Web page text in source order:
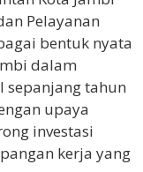
Pelayanan
bentuk nyata
dalam
sepanjang tahun
upaya
investasi
kerja yang